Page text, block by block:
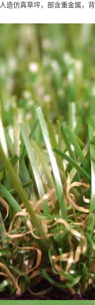
人造仿真草坪，部含重金属，